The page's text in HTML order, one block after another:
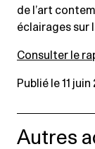
de l’art
éclairages sur
Consulter le
Publié le 11 juin
Autres